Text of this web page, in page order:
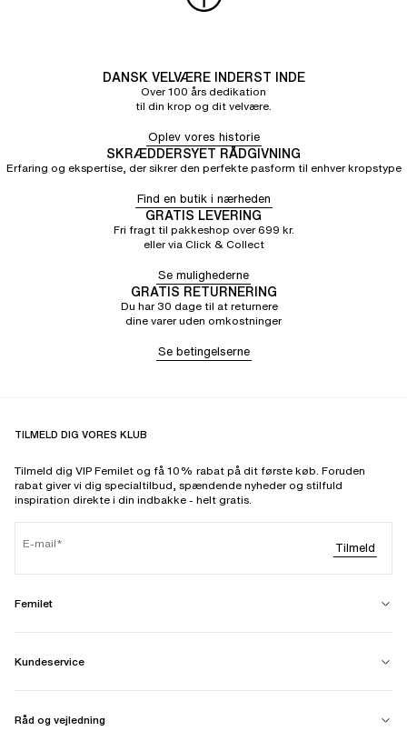
DANSK VELVÆRE INDERST INDE
Over 100 års dedikation
til din krop og dit velvære.
Oplev vores historie
SKRÆDDERSYET RÅDGIVNING
Erfaring og ekspertise, der sikrer den perfekte pasform til enhver kropstype
Find en butik i nærheden
GRATIS LEVERING
Fri fragt til pakkeshop over 699 kr.
eller via Click & Collect
Se mulighederne
GRATIS RETURNERING
Du har 30 dage til at returnere
dine varer uden omkostninger
Se betingelserne
TILMELD DIG VORES KLUB
Tilmeld dig VIP Femilet og få 10% rabat på dit første køb. Foruden
rabat giver vi dig specialtilbud, spændende nyheder og stilfuld
inspiration direkte i din indbakke - helt gratis.
E-mail Tilmeld
Femilet
Kundeservice
Råd og vejledning